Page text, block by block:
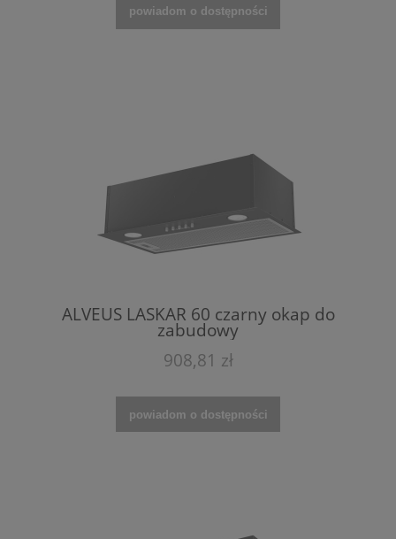
powiadom o dostępności
ALVEUS LASKAR 60 czarny okap do
zabudowy
908,81 zł
powiadom o dostępności